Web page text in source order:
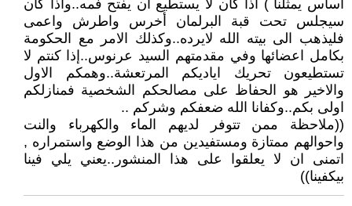
اساس يمثلنا ) اذا كان لا يستطيع ان يفتح فمه..واذا كان
سيجلس تحت قبة البرلمان أخرس واطرش واعمى
فليذهب الى بيته الله لايرده..وكذلك الامر مع الحكومة
بكامل اعضائها وفي مقدمتهم السيد عرنوس..إذا كنتم لا
تستطيعون تحريك اياديكم المرتعشة..وهمكم الاول
والاخير هو الحفاظ على مصالحكم الشخصية فمنازلكم
اولى بكم..وكفانا الله ضعفكم وشركم ..
((ملاحظة ممن تتوفر لديهم الماء والكهرباء والنت
واحوالهم ممتازة ومستفيدين من هذا الوضع واستمراره ,
اتمنى ان لا يعلقوا على هذا المنشور..يعني يلي فينا
بيكفينا))